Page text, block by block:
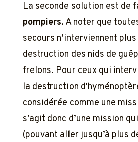
La seconde solution est de
pompiers. A noter que
secours n’interviennent
destruction des nids de
frelons. Pour ceux qui
la destruction
considérée comme une
s’agit donc d’une mission
(pouvant aller jusqu’à plus